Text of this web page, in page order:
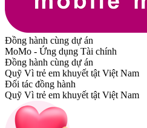
Đồng hành cùng dự án
MoMo - Ứng dụng Tài chính
Đồng hành cùng dự án
Quỹ Vì trẻ em khuyết tật Việt Nam
Đối tác đồng hành
Quỹ Vì trẻ em khuyết tật Việt Nam